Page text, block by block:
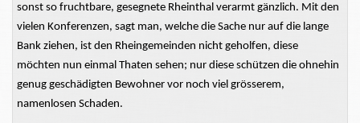
sonst so fruchtbare, gesegnete Rheinthal verarmt gänzlich. Mit den
vielen Konferenzen, sagt man, welche die Sache nur auf die lange
Bank ziehen, ist den Rheingemeinden nicht geholfen, diese
möchten nun einmal Thaten sehen; nur diese schützen die ohnehin
genug geschädigten Bewohner vor noch viel grösserem,
namenlosen Schaden.